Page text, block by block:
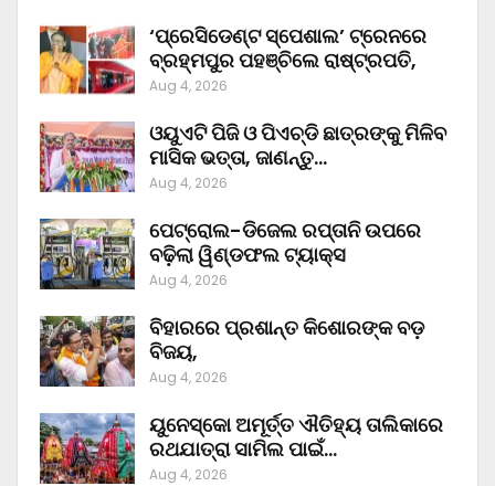
‘ପ୍ରେସିଡେଣ୍ଟ ସ୍ପେଶାଲ’ ଟ୍ରେନରେ
ବ୍ରହ୍ମପୁର ପହଞ୍ଚିଲେ ରାଷ୍ଟ୍ରପତି,
Aug 4, 2026
ଓୟୁଏଟି ପିଜି ଓ ପିଏଚ୍‌ଡି ଛାତ୍ରଙ୍କୁ ମିଳିବ
ମାସିକ ଭତ୍ତା, ଜାଣନ୍ତୁ…
Aug 4, 2026
ପେଟ୍ରୋଲ-ଡିଜେଲ ରପ୍ତାନି ଉପରେ
ବଢ଼ିଲା ୱିଣ୍ଡଫଲ ଟ୍ୟାକ୍ସ
Aug 4, 2026
ବିହାରରେ ପ୍ରଶାନ୍ତ କିଶୋରଙ୍କ ବଡ଼
ବିଜୟ,
Aug 4, 2026
ୟୁନେସ୍କୋ ଅମୂର୍ତ୍ତ ଐତିହ୍ୟ ତାଲିକାରେ
ରଥଯାତ୍ରା ସାମିଲ ପାଇଁ…
Aug 4, 2026